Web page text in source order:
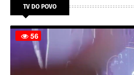
TV DO POVO